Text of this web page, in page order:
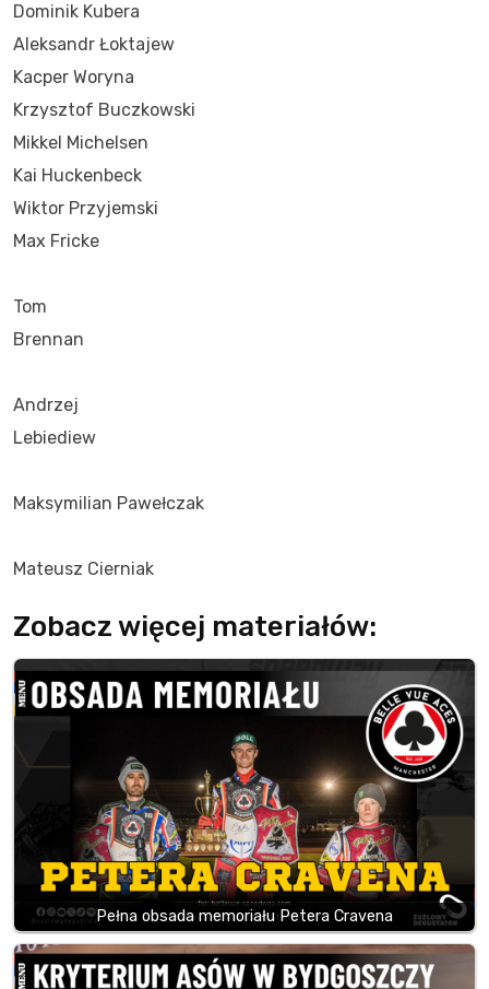
Dominik Kubera
Aleksandr Łoktajew
Kacper Woryna
Krzysztof Buczkowski
Mikkel Michelsen
Kai Huckenbeck
Wiktor Przyjemski
Max Fricke
Tom
Brennan
Andrzej
Lebiediew
Maksymilian Pawełczak
Mateusz Cierniak
Zobacz więcej materiałów:
Pełna obsada memoriału Petera Cravena